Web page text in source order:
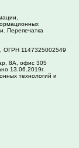
Перепечатка
1147325002549
8А, офис 305
13.06.2019г.
технологий и